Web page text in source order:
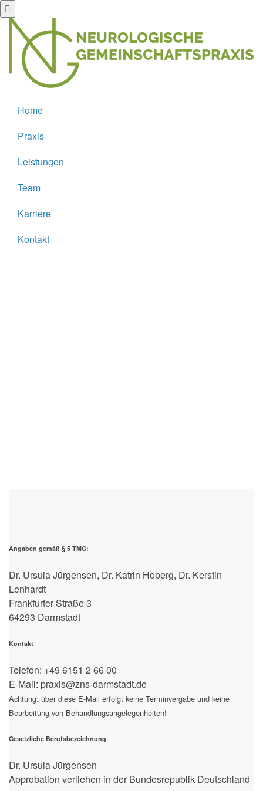
Home
Praxis
Leistungen
Team
Karriere
Kontakt
Angaben gemäß § 5 TMG:
Dr. Ursula Jürgensen, Dr. Katrin Hoberg, Dr. Kerstin
Lenhardt
Frankfurter Straße 3
64293 Darmstadt
Kontakt
Telefon: +49 6151 2 66 00
E-Mail: praxis@zns-darmstadt.de
Achtung: über diese E-Mail erfolgt keine Terminvergabe und keine
Bearbeitung von Behandlungsangelegenheiten!
Gesetzliche Berufsbezeichnung
Dr. Ursula Jürgensen
Approbation verliehen in der Bundesrepublik Deutschland